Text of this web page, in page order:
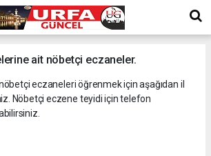
ait nöbetçi eczaneler.
eczaneleri öğrenmek için aşağıdan il
Nöbetçi eczene teyidi için telefon